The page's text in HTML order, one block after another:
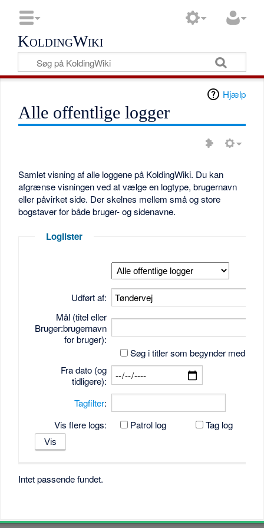
KoldingWiki
Hjælp
Alle offentlige logger
Samlet visning af alle loggene på KoldingWiki. Du kan
afgrænse visningen ved at vælge en logtype, brugernavn
eller påvirket side. Der skelnes mellem små og store
bogstaver for både bruger- og sidenavne.
Loglister
Udført af:
Mål (titel eller
Bruger:brugernavn
for bruger):
Søg i titler som begynder med
Fra dato (og
tidligere):
Tagfilter:
Vis flere logs:
Patrol log Tag log
Intet passende fundet.